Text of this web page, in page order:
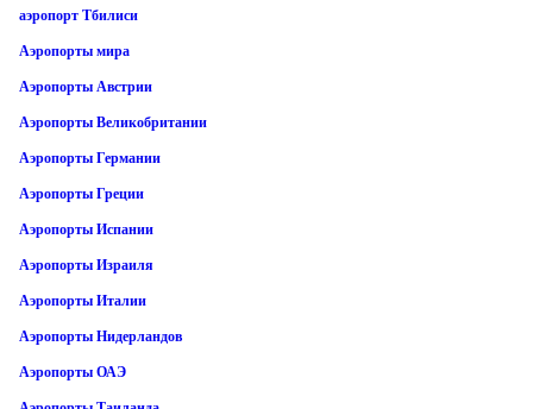
аэропорт Тбилиси
Аэропорты мира
Аэропорты Австрии
Аэропорты Великобритании
Аэропорты Германии
Аэропорты Греции
Аэропорты Испании
Аэропорты Израиля
Аэропорты Италии
Аэропорты Нидерландов
Аэропорты ОАЭ